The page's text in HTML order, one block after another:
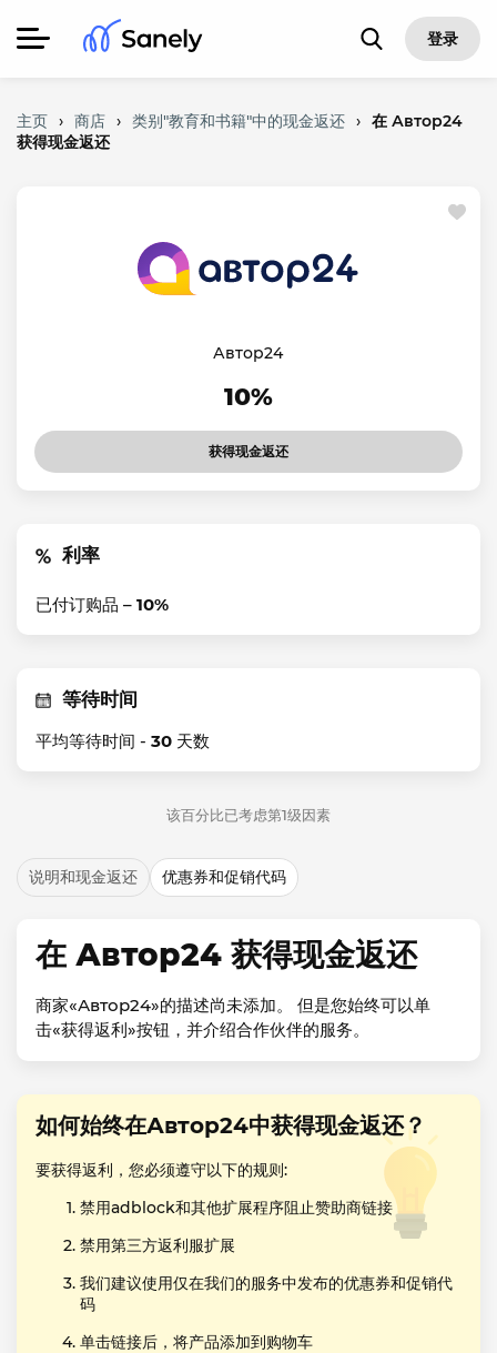
登录
主页 › 商店 › 类别"教育和书籍"中的现金返还 › 在 Автор24
获得现金返还
Автор24
10%
获得现金返还
利率
已付订购品 – 10%
等待时间
平均等待时间 - 30 天数
该百分比已考虑第1级因素
说明和现金返还 优惠券和促销代码
在 Автор24 获得现金返还
商家«Автор24»的描述尚未添加。 但是您始终可以单
击«获得返利»按钮，并介绍合作伙伴的服务。
如何始终在Автор24中获得现金返还？
要获得返利，您必须遵守以下的规则:
禁用adblock和其他扩展程序阻止赞助商链接
禁用第三方返利服扩展
我们建议使用仅在我们的服务中发布的优惠券和促销代
码
单击链接后，将产品添加到购物车